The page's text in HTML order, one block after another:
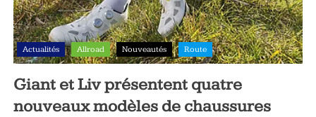
Actualités Allroad Nouveautés Route
Giant et Liv présentent quatre
nouveaux modèles de chaussures